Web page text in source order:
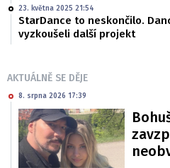
23. května 2025 21:54
StarDance to neskončilo.
vyzkoušeli další projekt
AKTUÁLNĚ SE DĚJE
8. srpna 2026 17:39